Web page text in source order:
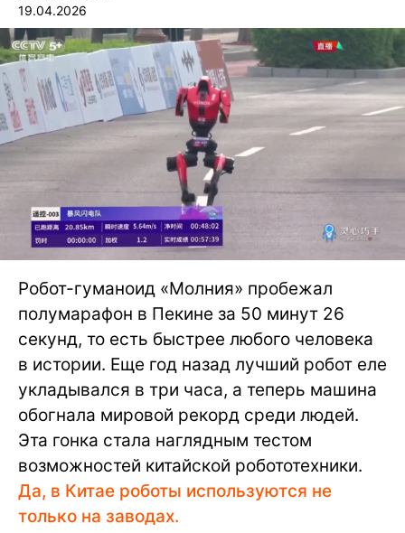
19.04.2026
Робот-гуманоид «Молния» пробежал
полумарафон в Пекине за 50 минут 26
секунд, то есть быстрее любого человека
в истории. Еще год назад лучший робот еле
укладывался в три часа, а теперь машина
обогнала мировой рекорд среди людей.
Эта гонка стала наглядным тестом
возможностей китайской робототехники.
Да, в Китае роботы используются не
только на заводах.